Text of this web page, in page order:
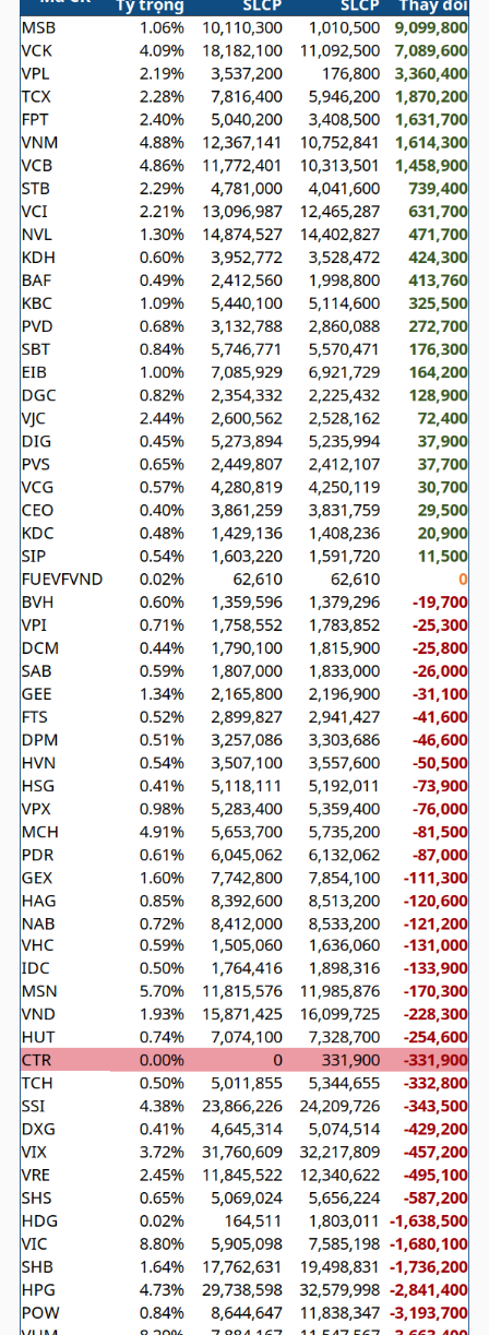
CHÍNH
HÀNG
HÓA
KINH
TẾ
THẾ
GIỚI
ĐÔNG
DƯƠNG
TÀI
CHÍNH
CÁ
NHÂN
PHÂN
TÍCH
VIETSTOCKFINANCE
VĨ
MÔ
NGÀNH
DOANH
NGHIỆP